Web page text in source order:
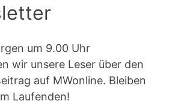
um 9.00 Uhr
wir unsere Leser über den
auf MWonline. Bleiben
Laufenden!